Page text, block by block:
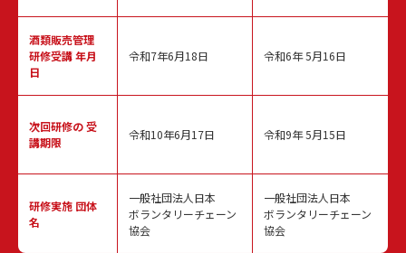
酒類販売管理
研修受講 年月
日
次回研修の受
講期限
研修実施 団体
名
令和7年6月18日
令和10年6月17日
一般社団法人日本
ボランタリーチェーン
協会
令和6年 5月16日
令和9年 5月15日
一般社団法人日本
ボランタリーチェーン
協会